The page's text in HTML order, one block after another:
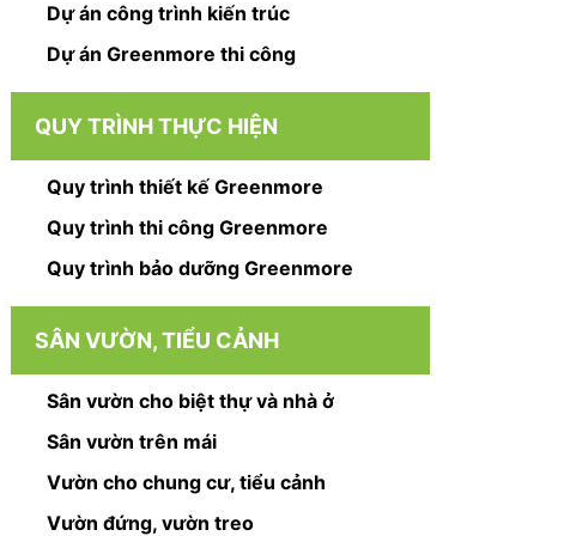
Dự án công trình kiến trúc
Dự án Greenmore thi công
QUY TRÌNH THỰC HIỆN
Quy trình thiết kế Greenmore
Quy trình thi công Greenmore
Quy trình bảo dưỡng Greenmore
SÂN VƯỜN, TIỂU CẢNH
Sân vườn cho biệt thự và nhà ở
Sân vườn trên mái
Vườn cho chung cư, tiểu cảnh
Vườn đứng, vườn treo